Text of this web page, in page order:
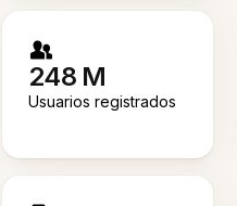
248 M
Usuarios registrados